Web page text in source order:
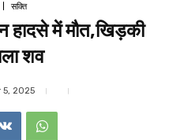
सक्ति
हादसे में मौत,खिड़की
शव
5, 2025